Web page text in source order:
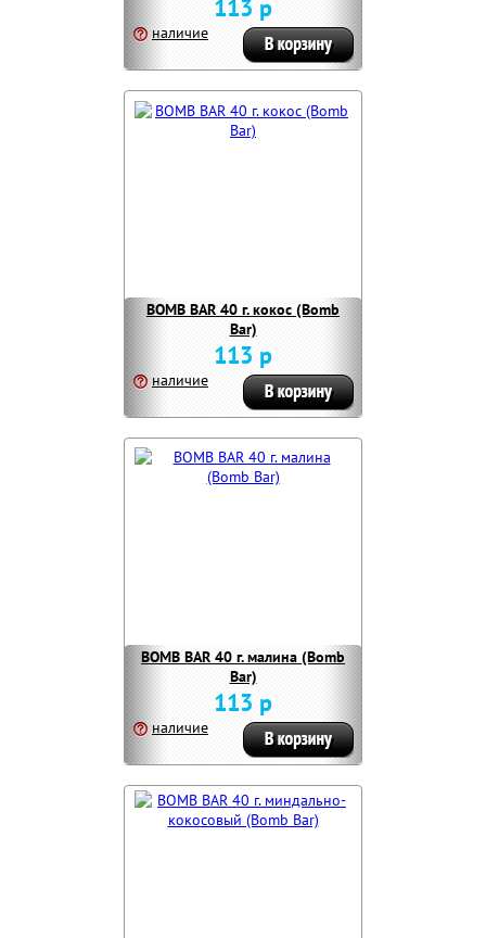
113 р
наличие
BOMB BAR 40 г. кокос (Bomb
Bar)
113 р
наличие
BOMB BAR 40 г. малина (Bomb
Bar)
113 р
наличие